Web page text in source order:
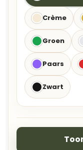
Crème
Groen
Paars
Zwart